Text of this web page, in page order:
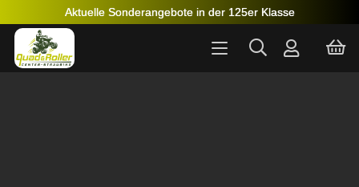
Aktuelle Sonderangebote in der 125er Klasse